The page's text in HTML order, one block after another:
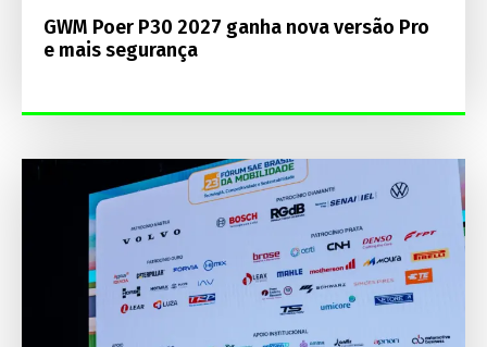
GWM Poer P30 2027 ganha nova versão Pro
e mais segurança